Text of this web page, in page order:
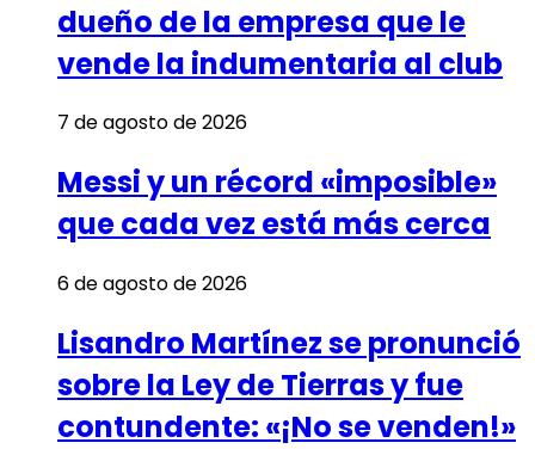
dueño de la empresa que le
vende la indumentaria al club
7 de agosto de 2026
Messi y un récord «imposible»
que cada vez está más cerca
6 de agosto de 2026
Lisandro Martínez se pronunció
sobre la Ley de Tierras y fue
contundente: «¡No se venden!»